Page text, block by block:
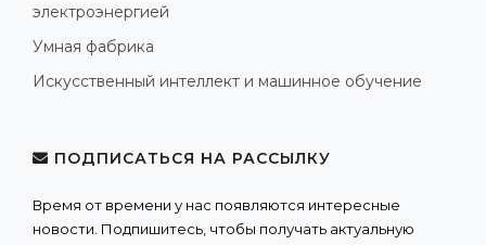
электроэнергией
Умная фабрика
Искусственный интеллект и машинное обучение
ПОДПИСАТЬСЯ НА РАССЫЛКУ
Время от времени у нас появляются интересные
новости. Подпишитесь, чтобы получать актуальную